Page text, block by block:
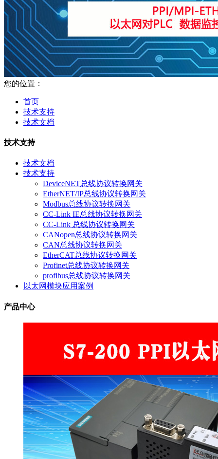
您的位置：
首页
技术支持
技术文档
技术支持
技术文档
技术支持
DeviceNET总线协议转换网关
EtherNET/IP总线协议转换网关
Modbus总线协议转换网关
CC-Link IE总线协议转换网关
CC-Link 总线协议转换网关
CANopen总线协议转换网关
CAN总线协议转换网关
EtherCAT总线协议转换网关
Profinet总线协议转换网关
profibus总线协议转换网关
以太网模块应用案例
产品中心